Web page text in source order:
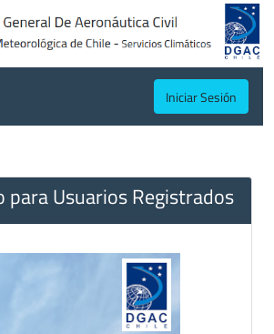
Iniciar Sesión
Usuarios Registrados